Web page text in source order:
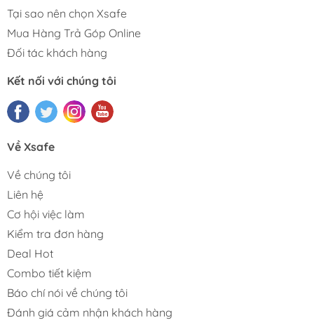
Tại sao nên chọn Xsafe
Mua Hàng Trả Góp Online
Đối tác khách hàng
Kết nối với chúng tôi
Về Xsafe
Về chúng tôi
Liên hệ
Cơ hội việc làm
Kiểm tra đơn hàng
Deal Hot
Combo tiết kiệm
Báo chí nói về chúng tôi
Đánh giá cảm nhận khách hàng